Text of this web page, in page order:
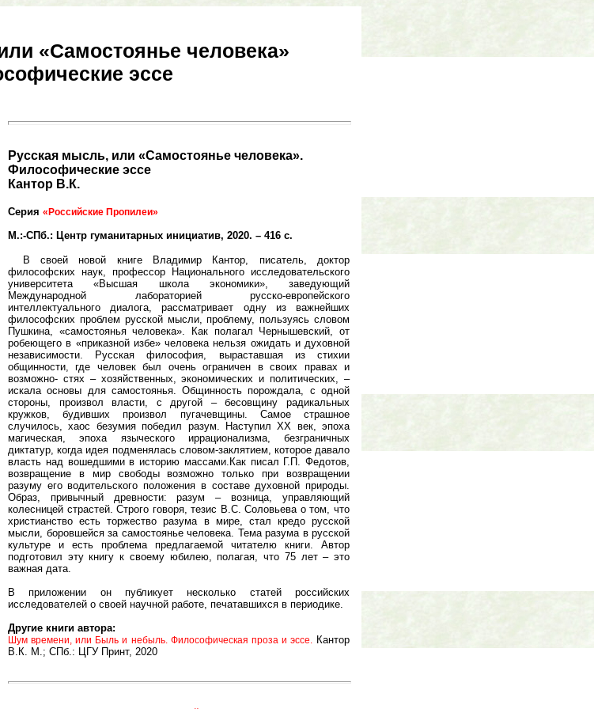
«Самостоянье человека»
эссе
Русская мысль, или «Самостоянье человека».
Философические эссе
Кантор В.К.
Серия «Российские Пропилеи»
М.:-СПб.: Центр гуманитарных инициатив, 2020. – 416 с.
В своей новой книге Владимир Кантор, писатель, доктор
философских наук, профессор Национального исследовательского
университета «Высшая школа экономики», заведующий
Международной лабораторией русско-европейского
интеллектуального диалога, рассматривает одну из важнейших
философских проблем русской мысли, проблему, пользуясь словом
Пушкина, «самостоянья человека». Как полагал Чернышевский, от
робеющего в «приказной избе» человека нельзя ожидать и духовной
независимости. Русская философия, выраставшая из стихии
общинности, где человек был очень ограничен в своих правах и
возможно- стях – хозяйственных, экономических и политических, –
искала основы для самостоянья. Общинность порождала, с одной
стороны, произвол власти, с другой – бесовщину радикальных
кружков, будивших произвол пугачевщины. Самое страшное
случилось, хаос безумия победил разум. Наступил ХХ век, эпоха
магическая, эпоха языческого иррационализма, безграничных
диктатур, когда идея подменялась словом-заклятием, которое давало
власть над вошедшими в историю массами.Как писал Г.П. Федотов,
возвращение в мир свободы возможно только при возвращении
разуму его водительского положения в составе духовной природы.
Образ, привычный древности: разум – возница, управляющий
колесницей страстей. Строго говоря, тезис В.С. Соловьева о том, что
христианство есть торжество разума в мире, стал кредо русской
мысли, боровшейся за самостоянье человека. Тема разума в русской
культуре и есть проблема предлагаемой читателю книги. Автор
подготовил эту книгу к своему юбилею, полагая, что 75 лет – это
важная дата.
В приложении он публикует несколько статей российских
исследователей о своей научной работе, печатавшихся в периодике.
Другие книги автора:
Шум времени, или Быль и небыль. Философическая проза и эссе.Кантор
В.К. М.; СПб.: ЦГУ Принт, 2020